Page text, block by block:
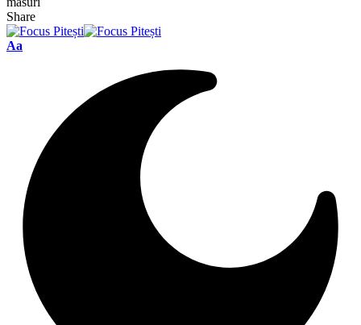
Share
Font
Aa